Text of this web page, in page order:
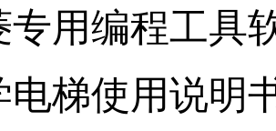
专用编程工具
电梯使用说明